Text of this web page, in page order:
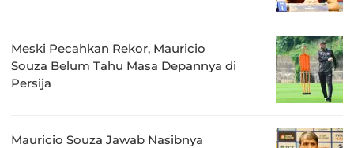
Meski Pecahkan Rekor, Mauricio
Souza Belum Tahu Masa Depannya di
Persija
Mauricio Souza Jawab Nasibnya